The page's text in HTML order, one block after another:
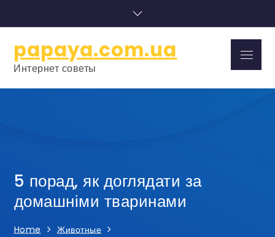
papaya.com.ua
Интернет советы
Menu
5 порад, як доглядати за
домашніми тваринами
Home
Животные